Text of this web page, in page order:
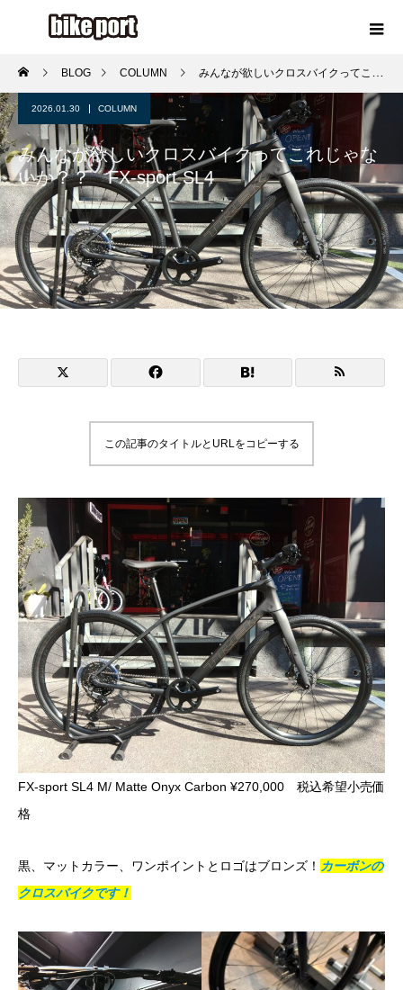
BLOG COLUMN みんなが欲しいクロスバイクってこれじゃないか？？ FX-sport SL4
2026.01.30 COLUMN
みんなが欲しいクロスバイクってこれじゃな
いか？？ FX-sport SL4
この記事のタイトルとURLをコピーする
FX-sport SL4 M/ Matte Onyx Carbon ¥270,000 税込希望小売価
格
黒、マットカラー、ワンポイントとロゴはブロンズ！ カーボンの
クロスバイクです！